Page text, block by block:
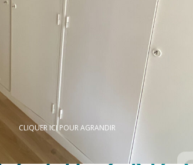
CLIQUER ICI POUR AGRANDIR